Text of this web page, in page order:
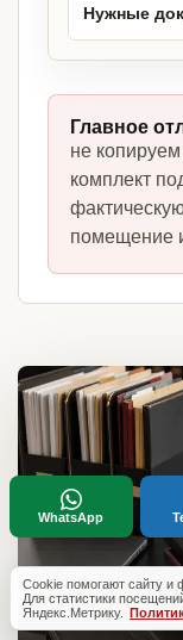
Нужные
Главное
не
комплект
помещение
Cookie помогают сайту и
Для статистики
Яндекс.Метрику.
WhatsApp